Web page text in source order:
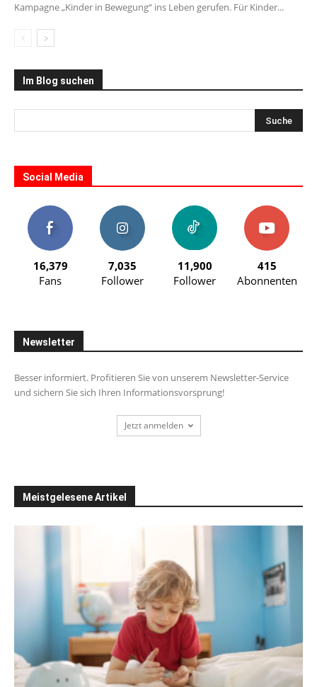
Kampagne „Kinder in Bewegung“ ins Leben gerufen. Für Kinder...
Im Blog suchen
Social Media
16,379
Fans
7,035
Follower
11,900
Follower
415
Abonnenten
Newsletter
Besser informiert. Profitieren Sie von unserem Newsletter-Service
und sichern Sie sich Ihren Informationsvorsprung!
Jetzt anmelden
Meistgelesene Artikel